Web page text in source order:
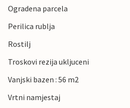
Ogradena parcela
Perilica rublja
Rostilj
Troskovi rezija ukljuceni
Vanjski bazen : 56 m2
Vrtni namjestaj